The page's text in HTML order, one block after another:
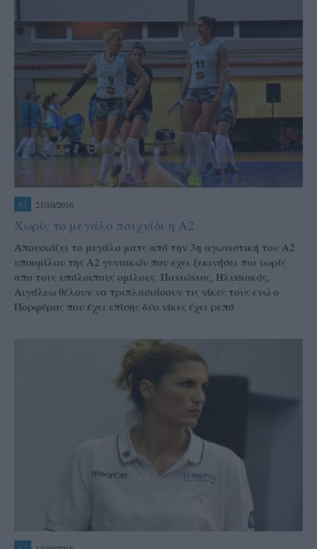
A2 21/10/2016
Χωρίς το μεγάλο παιχνίδι η Α2
Απουσιάζει το μεγάλο ματς από την 3η αγωνιστική του Α2
υποομίλου της Α2 γυναικών που εχει ξεκινήσει πιο νωρίς
απο τους υπόλοιπους ομίλους. Πανιώνιος, Ηλυσιακός,
Αιγάλεω θέλουν να τριπλασιάσουν τις νίκες τους ενώ ο
Πορφύρας που έχει επίσης δύο νίκες έχει ρεπό